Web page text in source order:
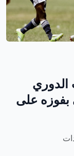
بفوزه على